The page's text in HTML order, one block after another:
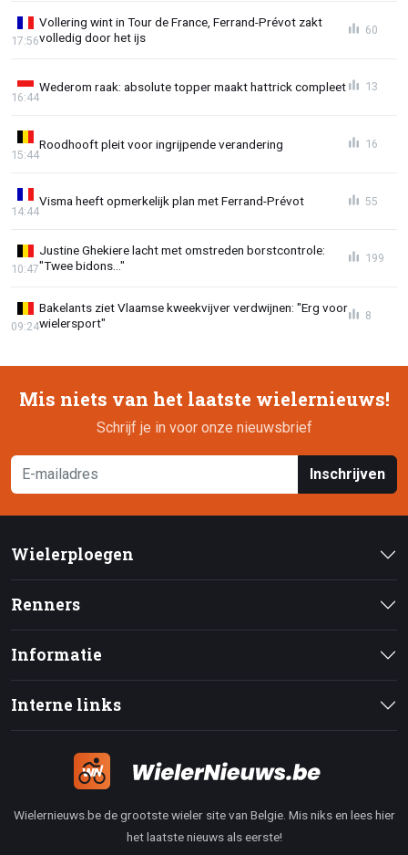
Vollering wint in Tour de France, Ferrand-Prévot zakt
volledig door het ijs
17:56
60
Wederom raak: absolute topper maakt hattrick compleet
16:44
13
Roodhooft pleit voor ingrijpende verandering
15:44
16
Visma heeft opmerkelijk plan met Ferrand-Prévot
14:44
55
Justine Ghekiere lacht met omstreden borstcontrole:
"Twee bidons..."
10:47
199
Bakelants ziet Vlaamse kweekvijver verdwijnen: "Erg voor
wielersport"
09:24
8
Mis niets van het laatste wielernieuws!
Schrijf je in voor onze nieuwsbrief
Inschrijven
Wielerploegen
Renners
Informatie
Interne links
Wielernieuws.be de grootste wieler site van Belgie. Mis niks en lees hier
het laatste nieuws als eerste!